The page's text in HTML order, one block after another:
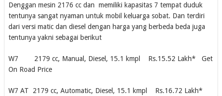
Denggan mesin 2176 cc dan memiliki kapasitas 7 tempat duduk
tentunya sangat nyaman untuk mobil keluarga sobat. Dan terdiri
dari versi matic dan diesel dengan harga yang berbeda beda juga
tentunya yakni sebagai berikut
W7 2179 cc, Manual, Diesel, 15.1 kmpl Rs.15.52 Lakh* Get
On Road Price
W7 AT 2179 cc, Automatic, Diesel, 15.1 kmpl Rs.16.72 Lakh*